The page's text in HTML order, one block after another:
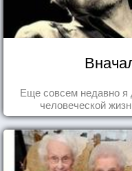
Еще совсем недавно я
человеческой